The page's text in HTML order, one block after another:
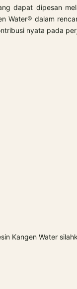
dapat dipesan
Water® dalam
nyata pada
Kangen Water